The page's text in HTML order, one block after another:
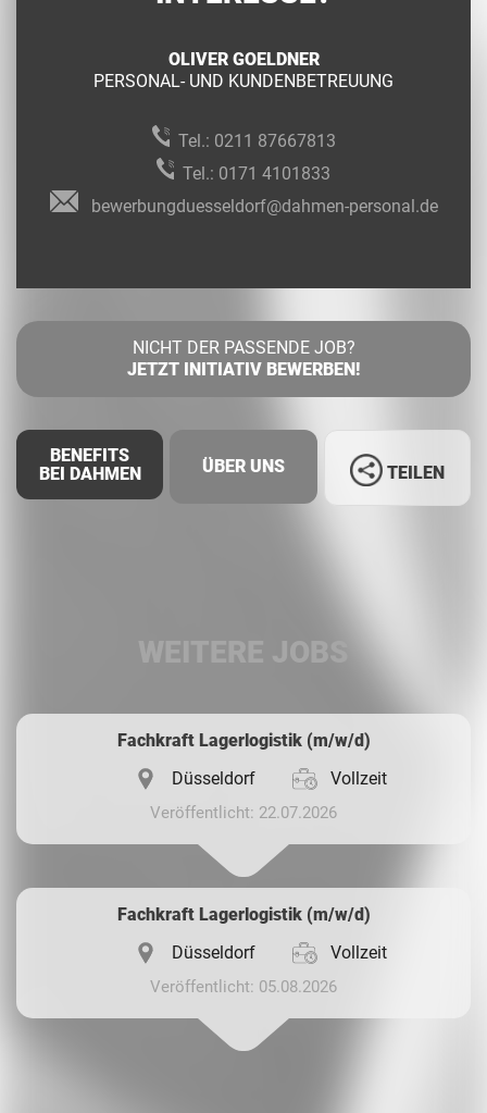
OLIVER GOELDNER
PERSONAL- UND KUNDENBETREUUNG
Tel.: 0211 87667813
Tel.: 0171 4101833
bewerbungduesseldorf@dahmen-personal.de
NICHT DER PASSENDE JOB?
JETZT INITIATIV BEWERBEN!
BENEFITS
BEI DAHMEN
ÜBER UNS TEILEN
Fachkraft Lagerlogistik (m/w/d)
Düsseldorf
Vollzeit
Veröffentlicht: 22.07.2026
Fachkraft Lagerlogistik (m/w/d)
Düsseldorf
Vollzeit
Veröffentlicht: 05.08.2026